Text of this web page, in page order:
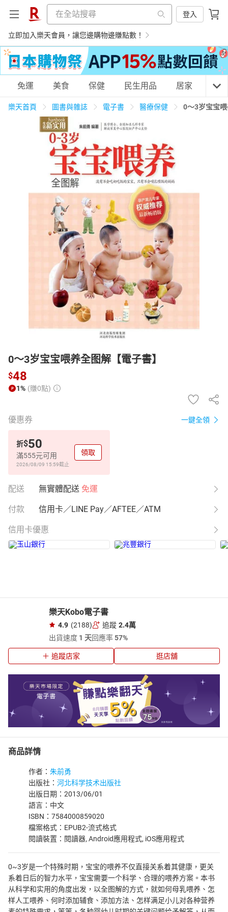
登入
立即加入樂天會員，讓您邊購物邊賺點數！
購物網分類
美食蛋糕
3C家電 運動休閒
男裝 化妝保養
電子/紙本書
HOT
免運 美食 保健 民生用品 居家 3C
樂天首頁 圖書與雜誌 電子書 醫療保健 0～3岁宝宝
0～3岁宝宝喂养全图解【電子書】
$48
1% (賺0點)
優惠券 一鍵全領
折$50
滿555元可用
2026/08/09 15:59截止
領取
配送 無實體配送 免運
付款 信用卡／LINE Pay／AFTEE／ATM
信用卡優惠
樂天Kobo電子書
4.9 (2188) 追蹤 2.4萬
出貨速度 1 天回應率57%
追蹤店家 逛店舖
商品詳情
作者： 朱前勇
出版社： 河北科学技术出版社
出版日期：2013/06/01
語言：中文
ISBN：7584000859020
檔案格式：EPUB2-流式格式
閱讀裝置：閱讀器, Android應用程式, iOS應用程式
0~3岁是一个特殊时期，宝宝的喂养不仅直接关系着其健康，更关
系着日后的智力水平，宝宝需要一个科学、合理的喂养方案。本书
从科学和实用的角度出发，以全图解的方式，就如何母乳喂养、怎
样人工喂养、何时添加辅食、添加方法、怎样满足小儿对各种营养